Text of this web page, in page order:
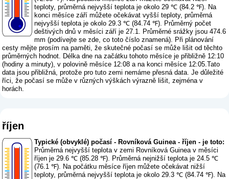
teploty, průměrná nejvyšší teplota je okolo 29 ℃ (84.2 ℉). Na
konci měsíce září můžete očekávat vyšší teploty, průměrná
nejvyšší teplota je okolo 29.3 ℃ (84.74 ℉). Průměrný počet
deštivých dnů v měsíci září je 27.1. Průměrné srážky jsou 474.6
mm (podívejte se zde, co toto číslo znamená). Při plánování
cesty mějte prosím na paměti, že skutečné počasí se může lišit od těchto
průměrných hodnot. Délka dne na začátku tohoto měsíce je přibližně 12:10
(hodiny a minuty), v polovině měsíce 12:08 a na konci měsíce 12:05.Tato
data jsou přibližná, protože pro tuto zemi nemáme přesná data. Je důležité
říci, že počasí se může v různých výškách výrazně lišit, zejména v
horách.
říjen
Typické (obvyklé) počasí - Rovníková Guinea - říjen - je toto:
Průměrná nejvyšší teplota v zemi Rovníková Guinea v měsíci
říjen je 29.6 ℃ (85.28 ℉). Průměrná nejnižší teplota je 24.5 ℃
(76.1 ℉). Na počátku měsíce říjen můžete očekávat nižší
teploty, průměrná nejvyšší teplota je okolo 29.3 ℃ (84.74 ℉). Na